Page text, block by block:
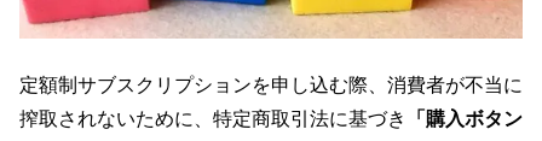
定額制サブスクリプションを申し込む際、消費者が不当に
搾取されないために、特定商取引法に基づき
「購入ボタン